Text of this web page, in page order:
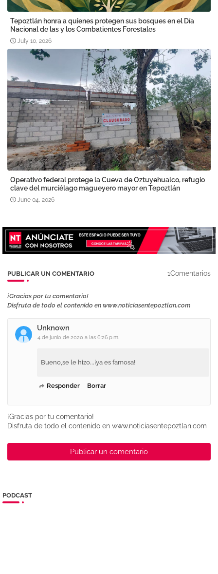
Tepoztlán honra a quienes protegen sus bosques en el Día
Nacional de las y los Combatientes Forestales
July 10, 2026
Operativo federal protege la Cueva de Oztuyehualco, refugio
clave del murciélago magueyero mayor en Tepoztlán
June 04, 2026
PUBLICAR UN COMENTARIO 1Comentarios
¡Gracias por tu comentario!
Disfruta de todo el contenido en www.noticiasentepoztlan.com
Unknown
4 de junio de 2020 a las 6:26 p.m.
Bueno,se le hizo...¡ya es famosa!
Responder Borrar
¡Gracias por tu comentario!
Disfruta de todo el contenido en www.noticiasentepoztlan.com
Publicar un comentario
PODCAST